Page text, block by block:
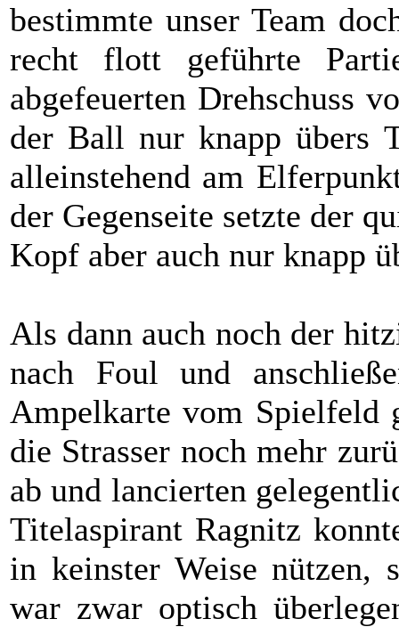
bestimmte unser Team
recht flott geführte
abgefeuerten Drehschuss
der Ball nur knapp übers
alleinstehend am
der Gegenseite setzte der
Kopf aber auch nur knapp
Als dann auch noch der
nach Foul und
Ampelkarte vom Spielfeld
die Strasser noch mehr
ab und lancierten
Titelaspirant Ragnitz
in keinster Weise nützen,
war zwar optisch